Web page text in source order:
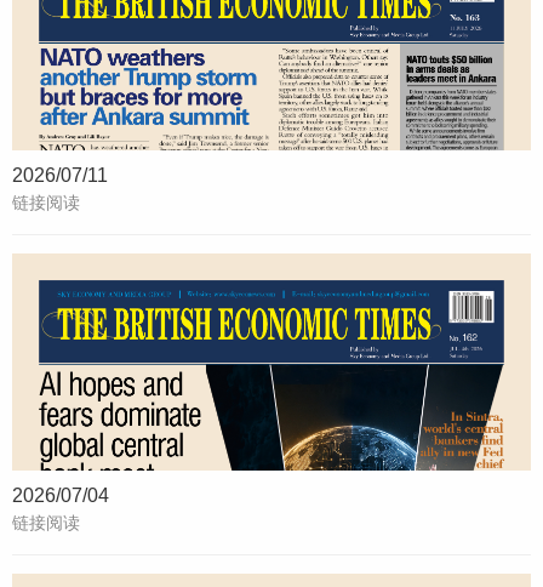
2026/07/11
链接阅读
2026/07/04
链接阅读